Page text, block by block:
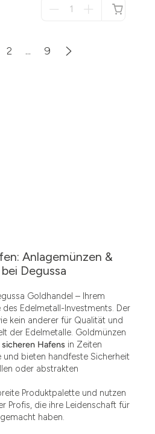
2 ... 9
Anlagemünzen &
Degussa
Goldhandel – Ihrem
Edelmetall-Investments. Der
kein anderer für Qualität und
der Edelmetalle. Goldmünzen
sicheren Hafens in Zeiten
und bieten handfeste Sicherheit
oder abstrakten
Produktpalette und nutzen
Profis, die ihre Leidenschaft für
haben.